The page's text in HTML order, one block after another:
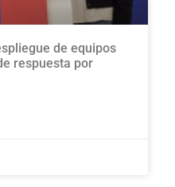
de equipos
respuesta por